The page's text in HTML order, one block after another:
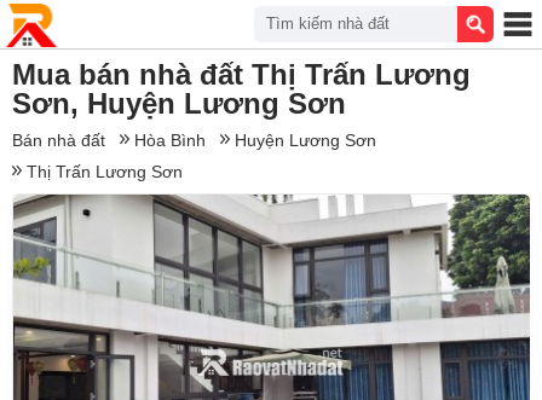
Mua bán nhà đất Thị Trấn Lương
Sơn, Huyện Lương Sơn
Bán nhà đất Hòa Bình
Huyện Lương Sơn
Thị Trấn Lương Sơn
Tìm kiếm nhà đất